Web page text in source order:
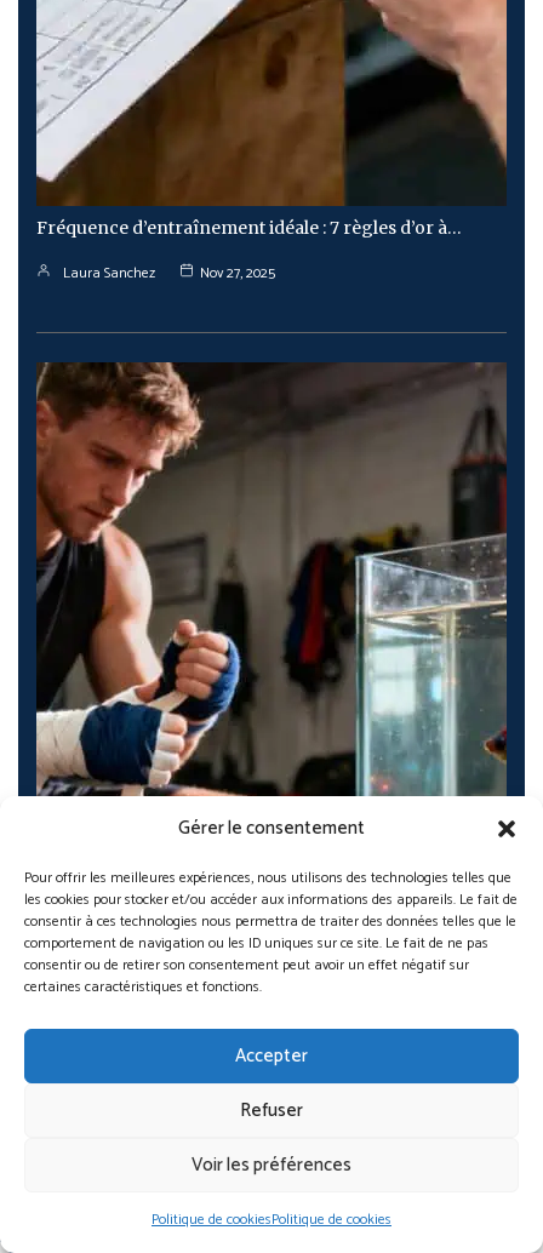
Gérer le consentement
Pour offrir les meilleures expériences, nous utilisons des technologies telles que
les cookies pour stocker et/ou accéder aux informations des appareils. Le fait de
consentir à ces technologies nous permettra de traiter des données telles que le
comportement de navigation ou les ID uniques sur ce site. Le fait de ne pas
consentir ou de retirer son consentement peut avoir un effet négatif sur
certaines caractéristiques et fonctions.
Accepter
Refuser
Voir les préférences
Politique de cookiesPolitique de cookies
Fréquence d’entraînement idéale : 7 règles d’or à…
Laura Sanchez Nov 27, 2025
Nutrition pour combattant MMA 2025 : 7 secrets…
Nov 27, 2025